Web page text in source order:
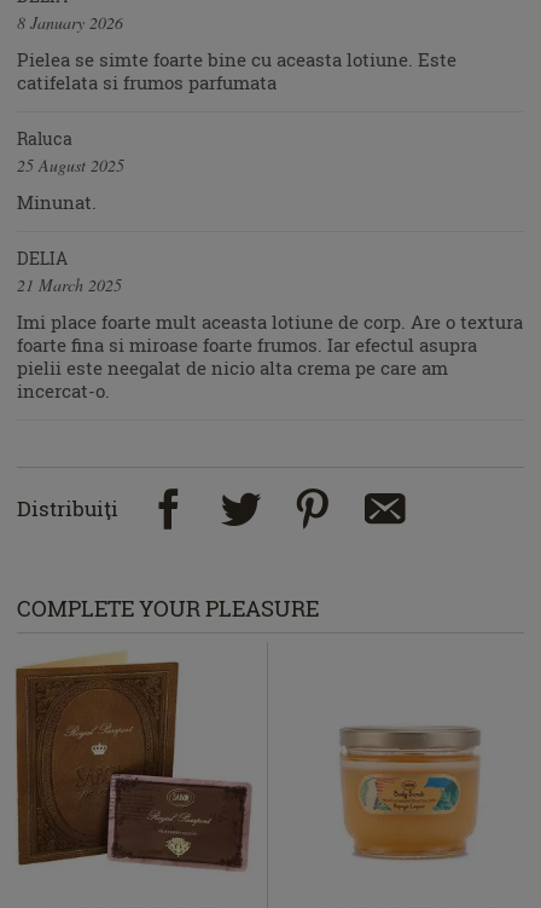
8 January 2026
Pielea se simte foarte bine cu aceasta lotiune. Este
catifelata si frumos parfumata
Raluca
25 August 2025
Minunat.
DELIA
21 March 2025
Imi place foarte mult aceasta lotiune de corp. Are o textura
foarte fina si miroase foarte frumos. Iar efectul asupra
pielii este neegalat de nicio alta crema pe care am
incercat-o.
Distribuiţi
COMPLETE YOUR PLEASURE